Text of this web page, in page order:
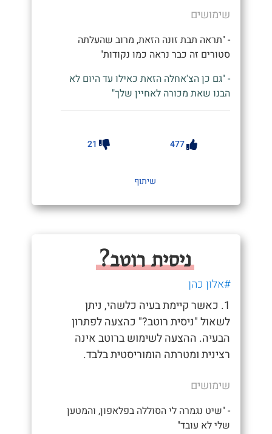
שימושים
- "תראה תבת זונה הזאת, מרוב שהעלתה
סטורים זה כבר נראה כמו נקודות"
- "גם כן הצ'אחלה הזאת כאילו עד היום לא
הבנו שאת מכורה לאחיין שלך"
477
21
שיתוף
ניסית רוטב?
#אלון כהן
1. כאשר קיימת בעיה כלשהי, ניתן
לשאול "ניסית רוטב?" כהצעה לפתרון
הבעיה. ההצעה לשימוש ברוטב אינה
רצינית ומטרתה הומוריסטית בלבד.
שימושים
- "שיט נגמרה לי הסוללה בפלאפון, והמטען
שלי לא עובד"